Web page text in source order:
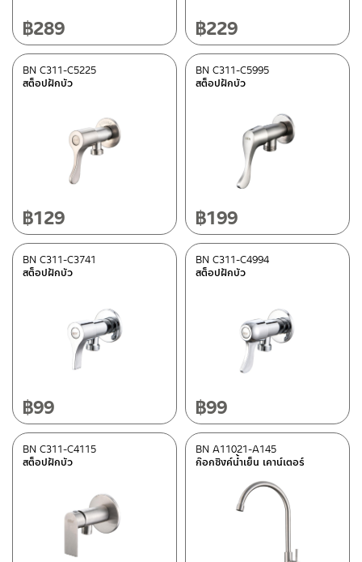
฿289 ฿229
สต็อปฝักบัว
BN C311-C5225
฿129
สต็อปฝักบัว
BN C311-C5995
฿199
สต็อปฝักบัว
BN C311-C3741
฿99
สต็อปฝักบัว
BN C311-C4994
฿99
สต็อปฝักบัว
BN C311-C4115
ก๊อกซิงค์น้ำเย็น เคาน์เตอร์
BN A11021-A145